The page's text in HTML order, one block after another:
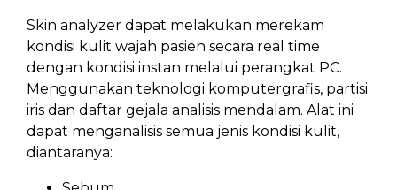
Skin analyzer dapat melakukan merekam
kondisi kulit wajah pasien secara real time
dengan kondisi instan melalui perangkat PC.
Menggunakan teknologi komputergrafis, partisi
iris dan daftar gejala analisis mendalam. Alat ini
dapat menganalisis semua jenis kondisi kulit,
diantaranya: